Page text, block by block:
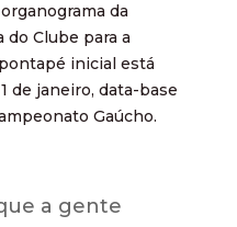
da
Clube para a
inicial está
de janeiro, data-base
Gaúcho.
a gente